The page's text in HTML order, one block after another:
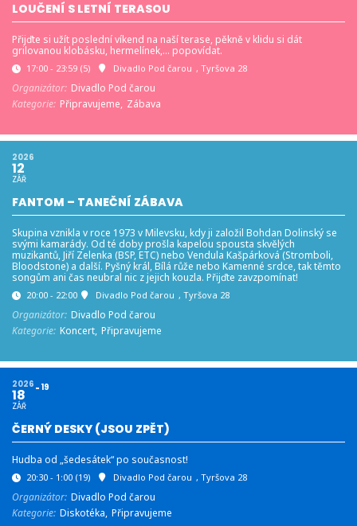
LOUČENÍ S LETNÍ TERASOU
Přijďte si užít poslední víkend na naší terase, pěkně v klidu si dát
grilovanou klobásku, hermelínek,… popovídat.
17:00 - 23:59 (5) Divadlo Pod čarou , Tyršova 28
Organizátor: Divadlo Pod čarou
Kategorie: Připravujeme, Zábava
2026
12
ZÁŘ
FANTOM – TANEČNÍ ZÁBAVA
Skupina vznikla v roce 1973 v Milevsku, kdy ji založil Bohdan Dolinský se
svými kamarády. Od té doby prošla kapelou spousta skvělých
muzikantů, Jiří Zelenka (BSP, ETC) nebo Vendula Kašpárková (Stromboli,
Bloodstone) a další. Pyšný král, Bílá růže nebo Kamenné srdce, tak těmto
songům ani čas neubral nic z jejich kouzla. Přijďte zavzpomínat!
20:00 - 22:00 Divadlo Pod čarou , Tyršova 28
Organizátor: Divadlo Pod čarou
Kategorie: Koncert, Připravujeme
2026
18
ZÁŘ
19
ČERNÝ DESKY (JSOU ZPĚT)
Hudba od „šedesátek“ po současnost!
20:30 - 1:00 (19) Divadlo Pod čarou , Tyršova 28
Organizátor: Divadlo Pod čarou
Kategorie: Diskotéka, Připravujeme